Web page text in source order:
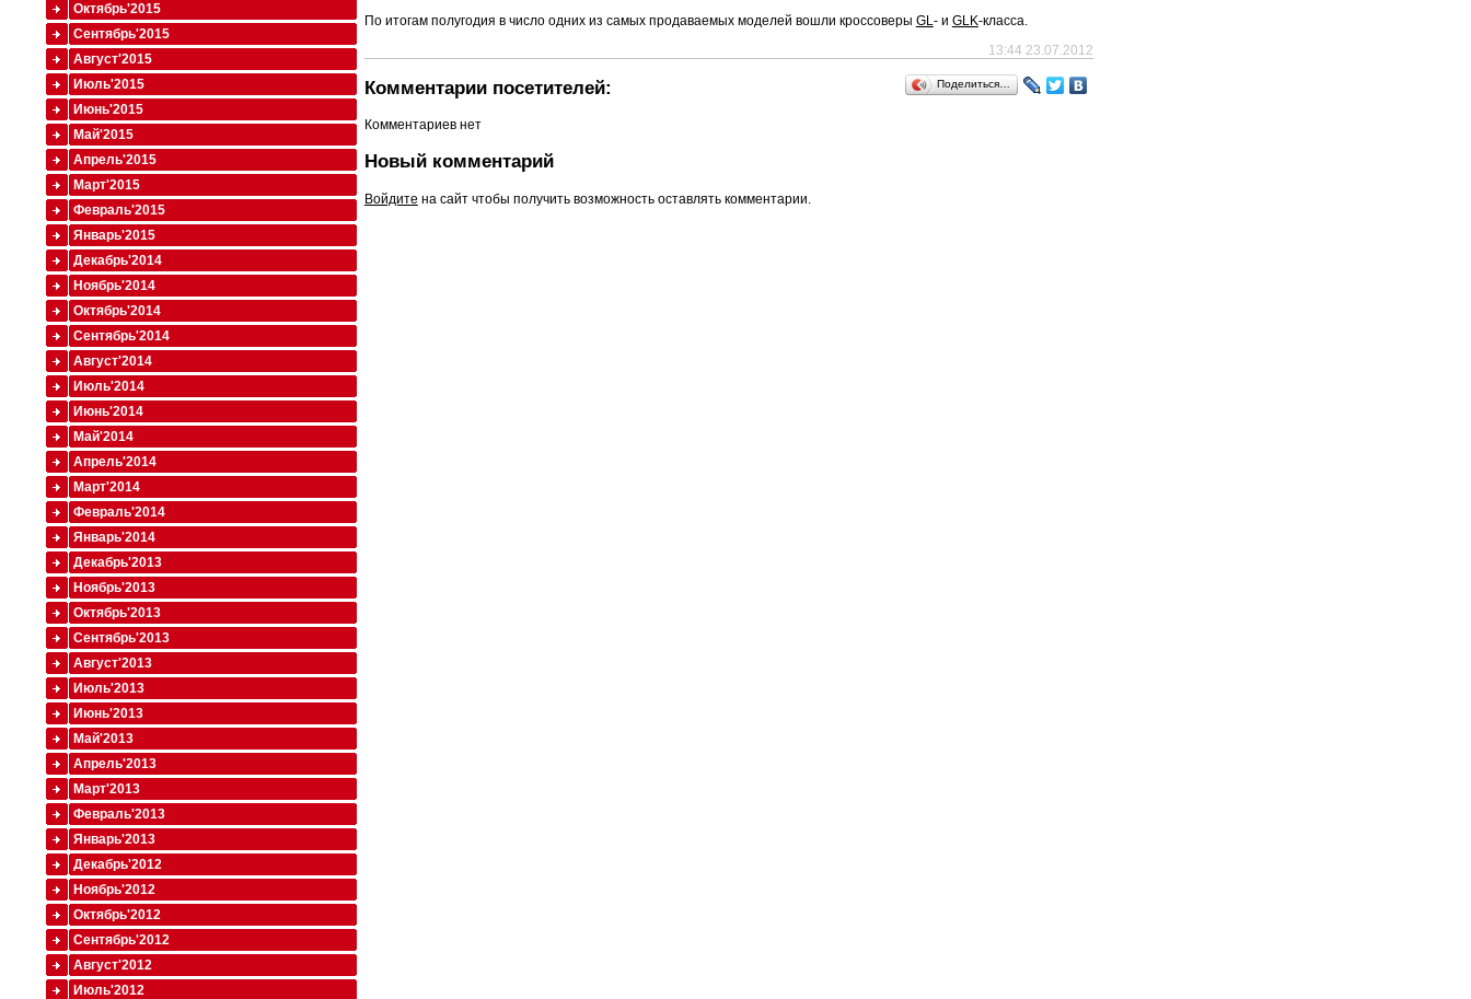
По итогам полугодия в число одних из самых продаваемых моделей вошли кроссоверы GL - и GLK-класса.
13:44 23.07.2012
Поделиться…
Комментарии посетителей:
Комментариев нет
Новый комментарий
Войдите на сайт чтобы получить возможность оставлять комментарии.
Октябрь'2015
Сентябрь'2015
Август'2015
Июль'2015
Июнь'2015
Май'2015
Апрель'2015
Март'2015
Февраль'2015
Январь'2015
Декабрь'2014
Ноябрь'2014
Октябрь'2014
Сентябрь'2014
Август'2014
Июль'2014
Июнь'2014
Май'2014
Апрель'2014
Март'2014
Февраль'2014
Январь'2014
Декабрь'2013
Ноябрь'2013
Октябрь'2013
Сентябрь'2013
Август'2013
Июль'2013
Июнь'2013
Май'2013
Апрель'2013
Март'2013
Февраль'2013
Январь'2013
Декабрь'2012
Ноябрь'2012
Октябрь'2012
Сентябрь'2012
Август'2012
Июль'2012